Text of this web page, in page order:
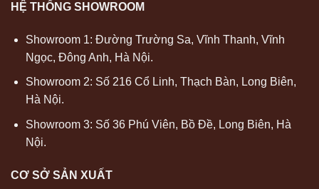
HỆ THỐNG SHOWROOM
Showroom 1: Đường Trường Sa, Vĩnh Thanh, Vĩnh
Ngọc, Đông Anh, Hà Nội.
Showroom 2: Số 216 Cổ Linh, Thạch Bàn, Long Biên,
Hà Nội.
Showroom 3: Số 36 Phú Viên, Bồ Đề, Long Biên, Hà
Nội.
CƠ SỞ SẢN XUẤT